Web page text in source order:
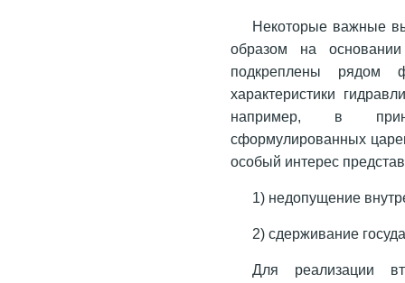
Некоторые важные
образом на
подкреплены рядом
характеристики
например, в
сформулированных
особый интерес
1) недопущение
2) сдерживание
Для реализации